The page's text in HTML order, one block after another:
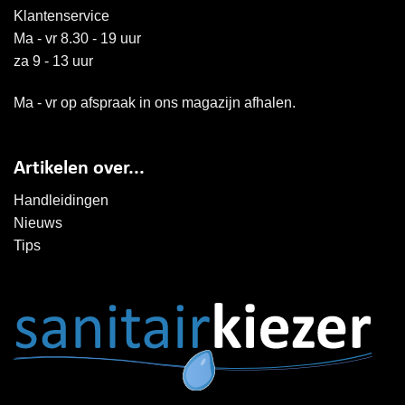
Klantenservice
Ma - vr 8.30 - 19 uur
za 9 - 13 uur
Ma - vr op afspraak in ons magazijn afhalen.
Artikelen over...
Handleidingen
Nieuws
Tips